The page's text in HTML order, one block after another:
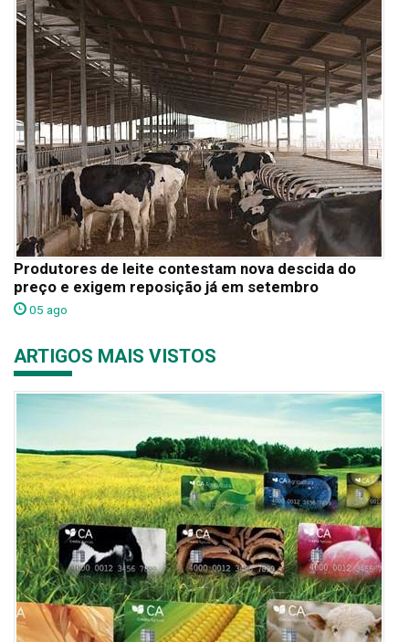
Produtores de leite contestam nova descida do
preço e exigem reposição já em setembro
05 ago
ARTIGOS MAIS VISTOS